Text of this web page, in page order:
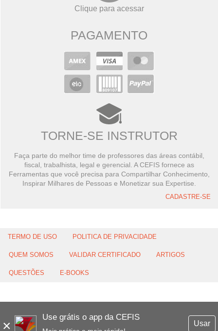
×
Use grátis o app da CEFIS
Usar
Clique para acessar
PAGAMENTO
TORNE-SE INSTRUTOR
Faça parte do melhor time de professores das áreas contábil,
fiscal, trabalhista, legal e gerencial. A CEFIS fornece as
Ferramentas que você precisa para Compartilhar Conhecimento,
Inspirar Milhares de Pessoas e Monetizar sua Expertise.
CADASTRE-SE
TERMO DE USO POLITICA DE PRIVACIDADE
QUEM SOMOS VALIDAR CERTIFICADO ARTIGOS
QUESTÕES E-BOOKS